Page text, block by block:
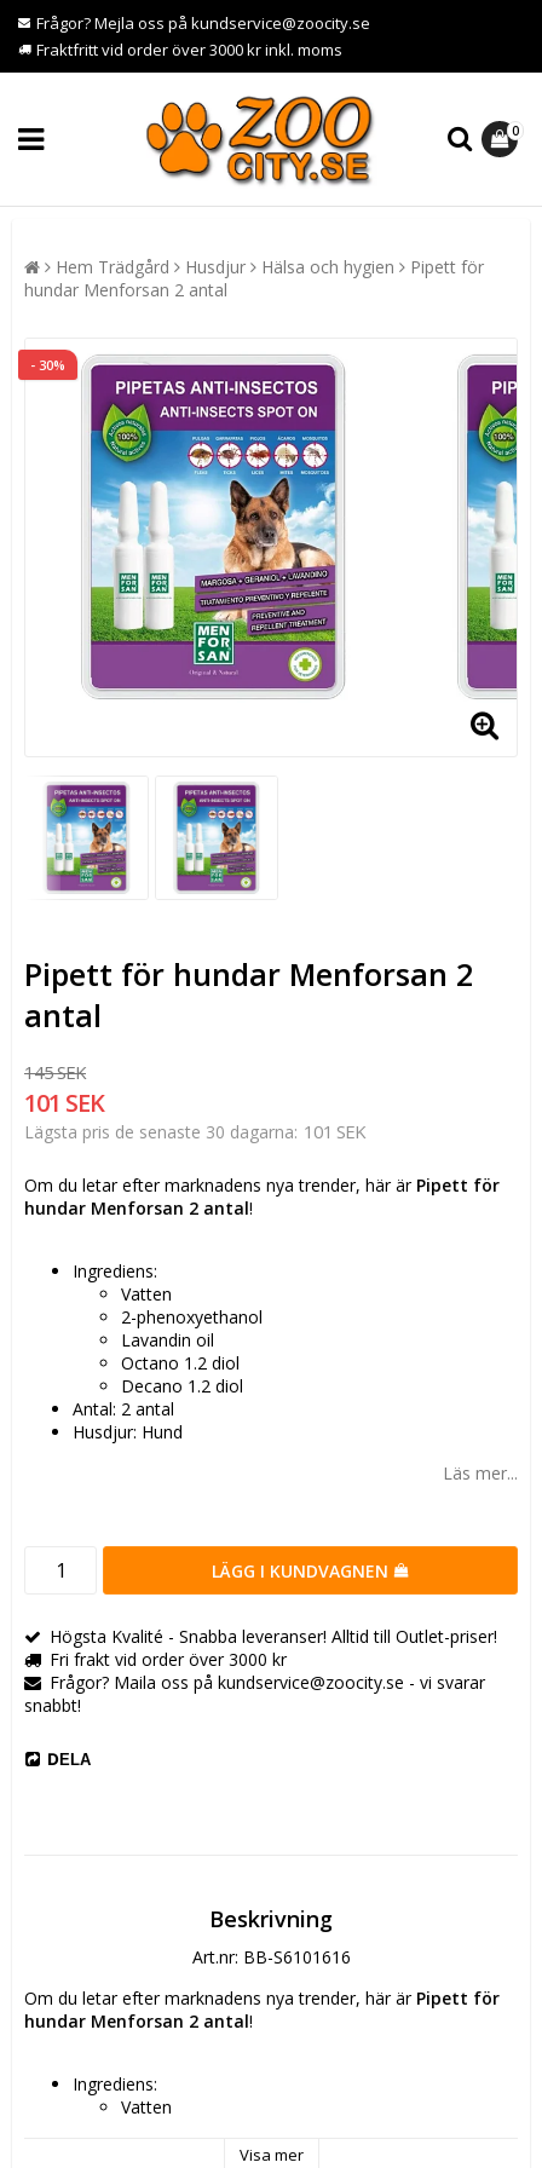
Frågor? Mejla oss på kundservice@zoocity.se
Fraktfritt vid order över 3000 kr inkl. moms
0
Hem Trädgård Husdjur Hälsa och hygien
Pipett för
hundar Menforsan 2 antal
- 30%
Pipett för hundar Menforsan 2
antal
145 SEK
101 SEK
Lägsta pris de senaste 30 dagarna 101 SEK
Om du letar efter marknadens nya trender, här är Pipett för
hundar Menforsan 2 antal!
Ingrediens:
Vatten
2-phenoxyethanol
Lavandin oil
Octano 1.2 diol
Decano 1.2 diol
Antal: 2 antal
Husdjur: Hund
Läs mer...
LÄGG I KUNDVAGNEN
Högsta Kvalité - Snabba leveranser! Alltid till Outlet-priser!
Fri frakt vid order över 3000 kr
Frågor? Maila oss på kundservice@zoocity.se - vi svarar
snabbt!
DELA
Beskrivning
Art.nr: BB-S6101616
Om du letar efter marknadens nya trender, här är Pipett för
hundar Menforsan 2 antal!
Ingrediens:
Vatten
Visa mer